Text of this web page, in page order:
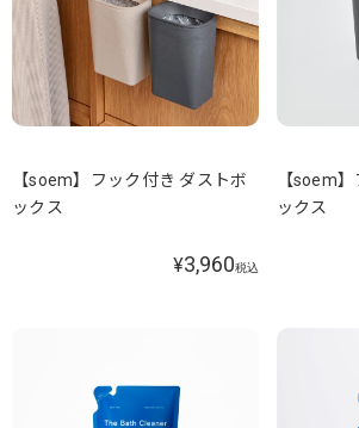
【soem】フック付き ダストボ
ックス
¥3,960税込
【soem
ックス